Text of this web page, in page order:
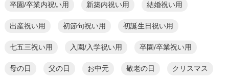
卒園/卒業内祝い用 新築内祝い用 結婚祝い用
出産祝い用 初節句祝い用 初誕生日祝い用
七五三祝い用 入園/入学祝い用 卒園/卒業祝い用
母の日 父の日 お中元 敬老の日 クリスマス